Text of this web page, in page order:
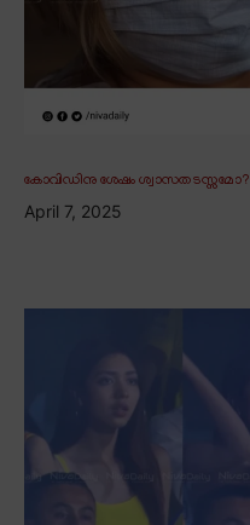
കോവിഡിനു ശേഷം
April 7, 2025